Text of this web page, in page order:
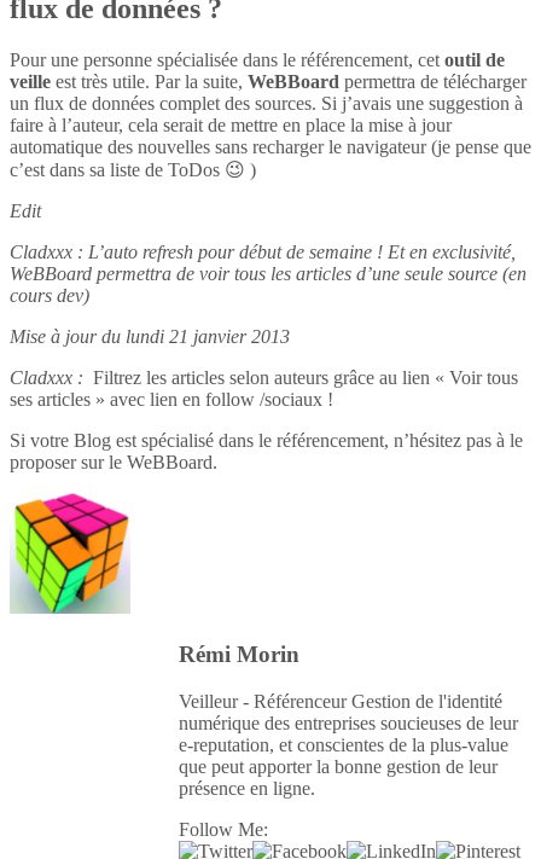
flux de données ?
Pour une personne spécialisée dans le référencement, cet outil de
veille est très utile. Par la suite, WeBBoard permettra de télécharger
un flux de données complet des sources. Si j’avais une suggestion à
faire à l’auteur, cela serait de mettre en place la mise à jour
automatique des nouvelles sans recharger le navigateur (je pense que
c’est dans sa liste de ToDos 😉 )
Edit
Cladxxx : L’auto refresh pour début de semaine ! Et en exclusivité,
WeBBoard permettra de voir tous les articles d’une seule source (en
cours dev)
Mise à jour du lundi 21 janvier 2013
Cladxxx : Filtrez les articles selon auteurs grâce au lien « Voir tous
ses articles » avec lien en follow /sociaux !
Si votre Blog est spécialisé dans le référencement, n’hésitez pas à le
proposer sur le WeBBoard.
Rémi Morin
Veilleur - Référenceur Gestion de l'identité
numérique des entreprises soucieuses de leur
e-reputation, et conscientes de la plus-value
que peut apporter la bonne gestion de leur
présence en ligne.
Follow Me: